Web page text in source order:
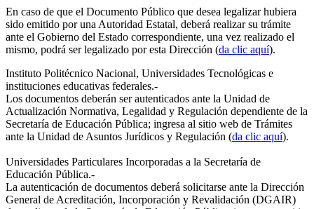
En caso de que el Documento Público que desea legalizar hubiera
sido emitido por una Autoridad Estatal, deberá realizar su trámite
ante el Gobierno del Estado correspondiente, una vez realizado el
mismo, podrá ser legalizado por esta Dirección (da clic aquí).
Instituto Politécnico Nacional, Universidades Tecnológicas e
instituciones educativas federales.-
Los documentos deberán ser autenticados ante la Unidad de
Actualización Normativa, Legalidad y Regulación dependiente de la
Secretaría de Educación Pública; ingresa al sitio web de Trámites
ante la Unidad de Asuntos Jurídicos y Regulación (da clic aquí).
Universidades Particulares Incorporadas a la Secretaría de
Educación Pública.-
La autenticación de documentos deberá solicitarse ante la Dirección
General de Acreditación, Incorporación y Revalidación (DGAIR)